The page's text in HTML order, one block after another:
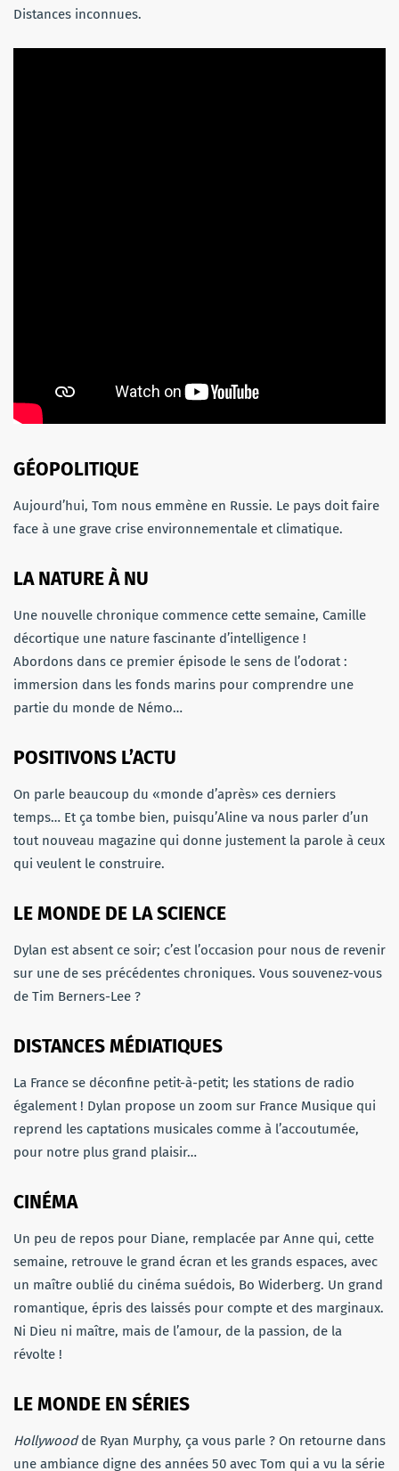
Distances inconnues.
GÉOPOLITIQUE
Aujourd’hui, Tom nous emmène en Russie. Le pays doit faire
face à une grave crise environnementale et climatique.
LA NATURE À NU
Une nouvelle chronique commence cette semaine, Camille
décortique une nature fascinante d’intelligence !
Abordons dans ce premier épisode le sens de l’odorat :
immersion dans les fonds marins pour comprendre une
partie du monde de Némo…
POSITIVONS L’ACTU
On parle beaucoup du «monde d’après» ces derniers
temps… Et ça tombe bien, puisqu’Aline va nous parler d’un
tout nouveau magazine qui donne justement la parole à ceux
qui veulent le construire.
LE MONDE DE LA SCIENCE
Dylan est absent ce soir; c’est l’occasion pour nous de revenir
sur une de ses précédentes chroniques. Vous souvenez-vous
de Tim Berners-Lee ?
DISTANCES MÉDIATIQUES
La France se déconfine petit-à-petit; les stations de radio
également ! Dylan propose un zoom sur France Musique qui
reprend les captations musicales comme à l’accoutumée,
pour notre plus grand plaisir…
CINÉMA
Un peu de repos pour Diane, remplacée par Anne qui, cette
semaine, retrouve le grand écran et les grands espaces, avec
un maître oublié du cinéma suédois, Bo Widerberg. Un grand
romantique, épris des laissés pour compte et des marginaux.
Ni Dieu ni maître, mais de l’amour, de la passion, de la
révolte !
LE MONDE EN SÉRIES
Hollywoodde Ryan Murphy, ça vous parle ? On retourne dans
une ambiance digne des années 50 avec Tom qui a vu la série